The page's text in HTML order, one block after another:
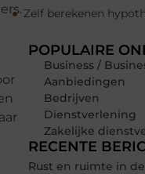
Zelf berekenen
POPULAIRE
Business /
Aanbiedingen
Bedrijven
Dienstverlening
Zakelijke
RECENTE
Rust en ruimte in